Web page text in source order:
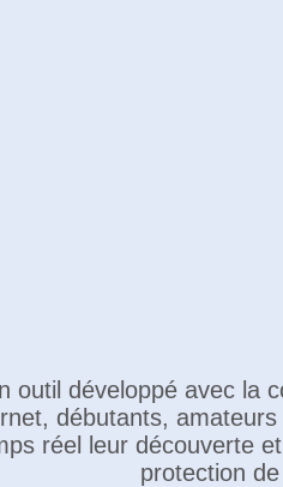
outil développé avec la
débutants,
réel leur découverte
protection